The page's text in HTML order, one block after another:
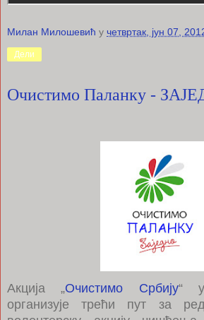
Милан Милошевић у четвртак, јун 07,
Дели
Очистимо Паланку -
Акција „Очистимо Србију“ у
организује трећи пут за